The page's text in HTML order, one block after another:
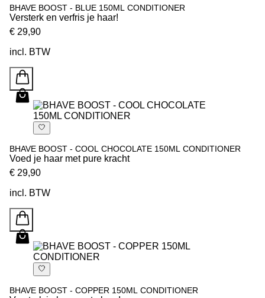
BHAVE BOOST - BLUE 150ML CONDITIONER
Versterk en verfris je haar!
€ 29,90
incl. BTW
BHAVE BOOST - COOL CHOCOLATE 150ML CONDITIONER
Voed je haar met pure kracht
€ 29,90
incl. BTW
BHAVE BOOST - COPPER 150ML CONDITIONER